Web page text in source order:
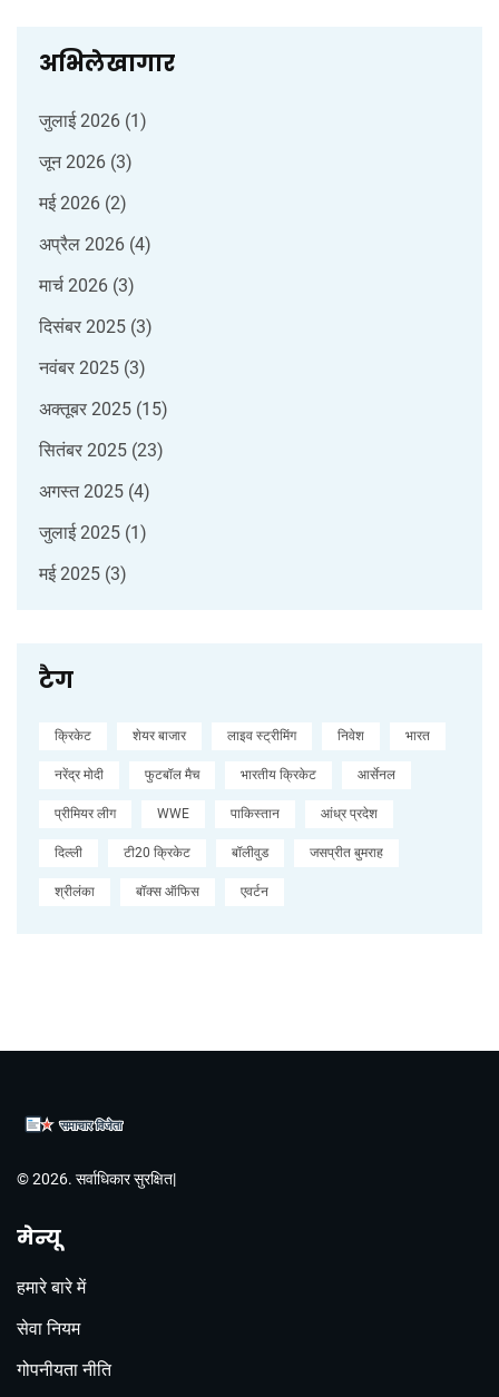
अभिलेखागार
जुलाई 2026 (1)
जून 2026 (3)
मई 2026 (2)
अप्रैल 2026 (4)
मार्च 2026 (3)
दिसंबर 2025 (3)
नवंबर 2025 (3)
अक्तूबर 2025 (15)
सितंबर 2025 (23)
अगस्त 2025 (4)
जुलाई 2025 (1)
मई 2025 (3)
टैग
क्रिकेट शेयर बाजार लाइव स्ट्रीमिंग निवेश भारत
नरेंद्र मोदी फुटबॉल मैच भारतीय क्रिकेट आर्सेनल
प्रीमियर लीग WWE पाकिस्तान आंध्र प्रदेश
दिल्ली टी20 क्रिकेट बॉलीवुड जसप्रीत बुमराह
श्रीलंका बॉक्स ऑफिस एवर्टन
© 2026. सर्वाधिकार सुरक्षित|
मेन्यू
हमारे बारे में
सेवा नियम
गोपनीयता नीति